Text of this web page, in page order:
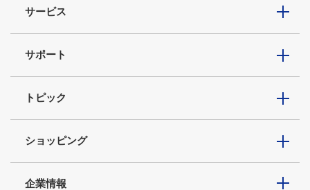
サービス
サポート
トピック
ショッピング
企業情報